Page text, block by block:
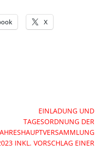
X
EINLADUNG UND
TAGESORDNUNG DER
INKL. VORSCHLAG EINER